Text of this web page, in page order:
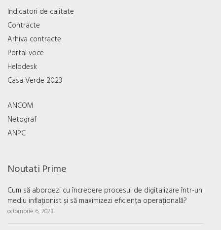
Indicatori de calitate
Contracte
Arhiva contracte
Portal voce
Helpdesk
Casa Verde 2023
ANCOM
Netograf
ANPC
Noutati Prime
Cum să abordezi cu încredere procesul de digitalizare într-un
mediu inflaționist și să maximizezi eficiența operațională?
octombrie 6, 2023